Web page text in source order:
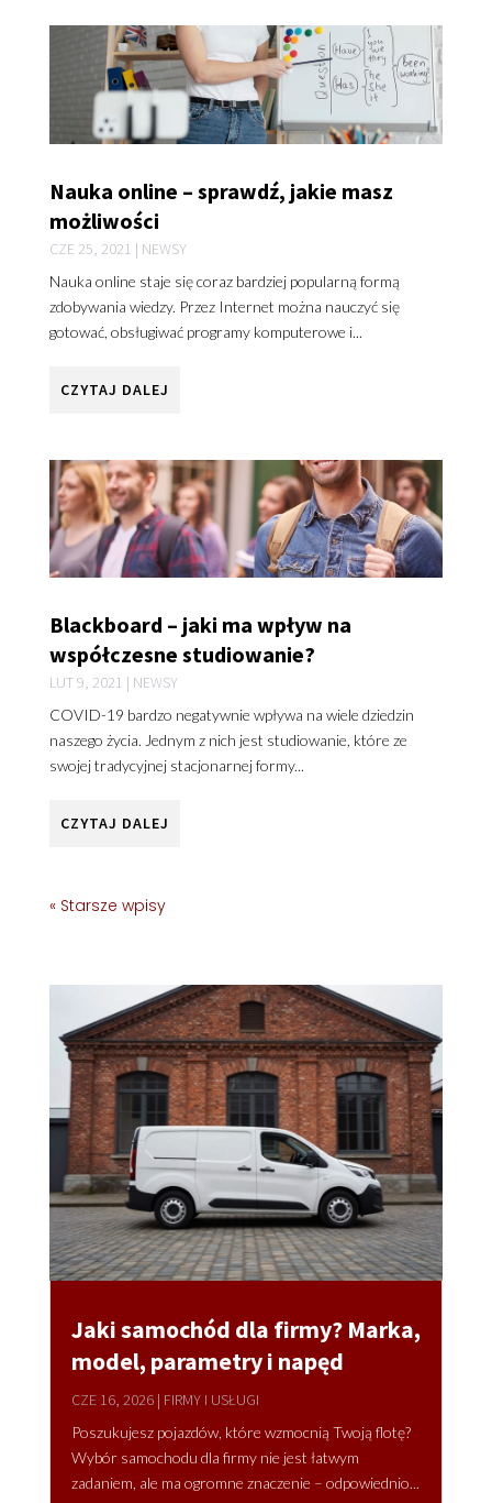
Nauka online – sprawdź, jakie masz
możliwości
CZE 25, 2021 | NEWSY
Nauka online staje się coraz bardziej popularną formą
zdobywania wiedzy. Przez Internet można nauczyć się
gotować, obsługiwać programy komputerowe i...
CZYTAJ DALEJ
Blackboard – jaki ma wpływ na
współczesne studiowanie?
LUT 9, 2021 | NEWSY
COVID-19 bardzo negatywnie wpływa na wiele dziedzin
naszego życia. Jednym z nich jest studiowanie, które ze
swojej tradycyjnej stacjonarnej formy...
CZYTAJ DALEJ
« Starsze wpisy
Jaki samochód dla firmy? Marka,
model, parametry i napęd
CZE 16, 2026| FIRMY I USŁUGI
Poszukujesz pojazdów, które wzmocnią Twoją flotę?
Wybór samochodu dla firmy nie jest łatwym
zadaniem, ale ma ogromne znaczenie – odpowiednio...